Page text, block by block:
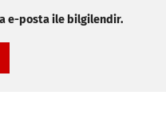
e-posta ile bilgilendir.